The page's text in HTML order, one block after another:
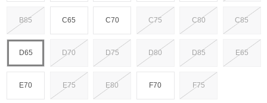
B85 C65 C70 C75 C80 C85
D65 D70 D75 D80 D85 E65
E70 E75 E80 F70 F75